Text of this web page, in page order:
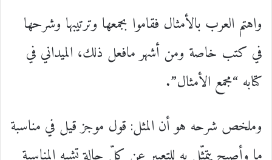
واهتم العرب بالأمثال فقاموا بجمعها وترتيبها وشرحها
في كتب خاصة ومن أشهر مافعل ذلك، الميداني في
كتابه “مجمع الأمثال”.
وملخص شرحه هو أن المثل: قول موجز قيل في مناسبة